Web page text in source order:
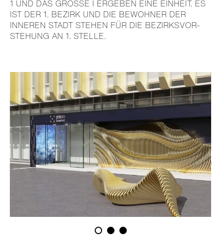
UND DAS GROSSE I ERGEBEN EINE EINHEIT. ES IS
T DER 1. BEZIRK UND DIE BEWOHNER DER IN
NEREN STADT STEHEN FÜR DIE BEZIRKS­VOR­ST
E­HUNG AN 1. STELLE.